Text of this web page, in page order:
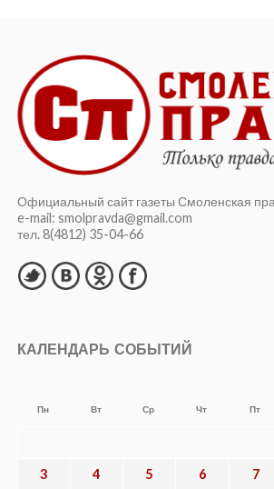
Официальный сайт газеты Смоленская
e-mail: smolpravda@gmail.com
тел. 8(4812) 35-04-66
КАЛЕНДАРЬ СОБЫТИЙ
Пн Вт Ср Чт Пт
3 4 5 6 7